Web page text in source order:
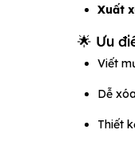
Xuất
🌟 Ưu
Viết
Dễ
Thiết